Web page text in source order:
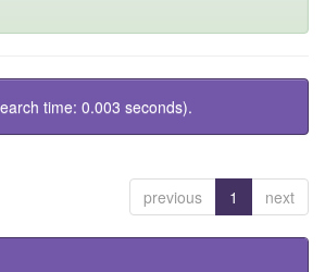
time: 0.003 seconds).
previous 1 next